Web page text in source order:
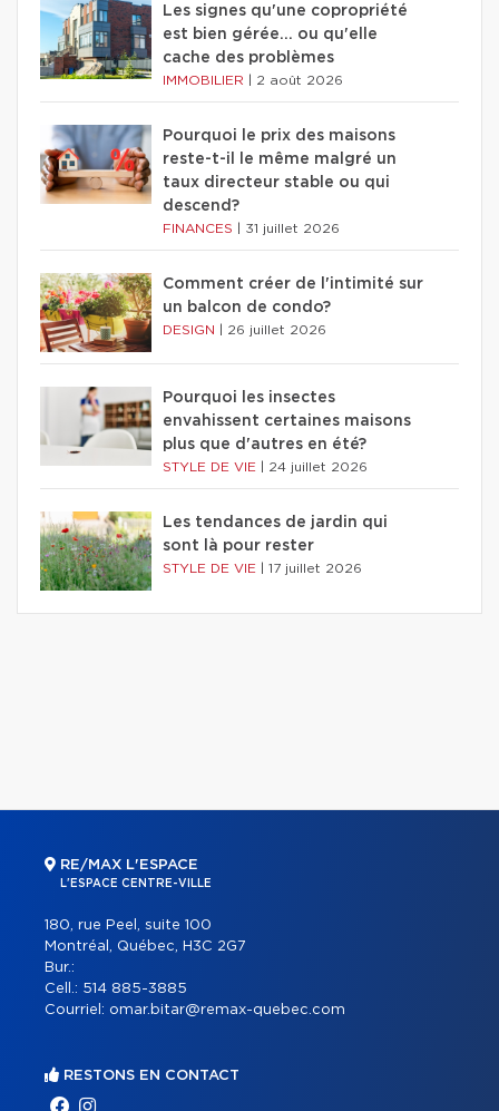
Les signes qu'une copropriété
est bien gérée… ou qu'elle
cache des problèmes
IMMOBILIER 2 août 2026
Pourquoi le prix des maisons
reste-t-il le même malgré un
taux directeur stable ou qui
descend?
FINANCES 31 juillet 2026
Comment créer de l'intimité sur
un balcon de condo?
DESIGN 26 juillet 2026
Pourquoi les insectes
envahissent certaines maisons
plus que d'autres en été?
STYLE DE VIE 24 juillet 2026
Les tendances de jardin qui
sont là pour rester
STYLE DE VIE 17 juillet 2026
RE/MAX L'ESPACE
L'ESPACE CENTRE-VILLE
180, rue Peel, suite 100
Montréal, Québec, H3C 2G7
Bur.:
Cell.: 514 885-3885
Courriel: omar.bitar@remax-quebec.com
RESTONS EN CONTACT